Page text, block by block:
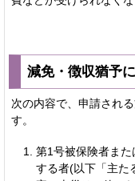
減免・徴収猶予
次の内容で、申請され
す。
第1号被保険者ま
する者(以下「主た